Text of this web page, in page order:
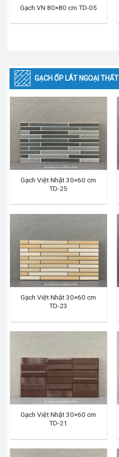
Gạch VN 80×80 cm TD-05
GẠCH ỐP LÁT NGOẠI THẤT
Gạch Việt Nhật 30×60 cm
TD-25
Gạch Việt Nhật 30×60 cm
TD-23
Gạch Việt Nhật 30×60 cm
TD-21